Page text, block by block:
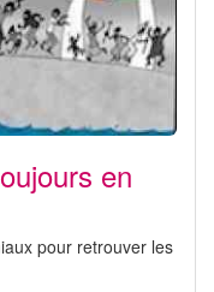
en
pour retrouver les